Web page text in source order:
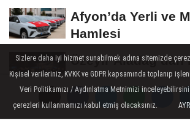
Afyon’da Yerli ve
Hamlesi
Üzeyir Aladağ’dan
Çıkarması:
İçinde...
Sizlere daha iyi hizmet sunabilmek adına sitemizde
Kişisel verileriniz, KVKK ve GDPR kapsamında toplanıp
Veri Politikamızı / Aydınlatma Metnimizi
çerezleri kullanmamızı kabul etmiş olacaksınız.